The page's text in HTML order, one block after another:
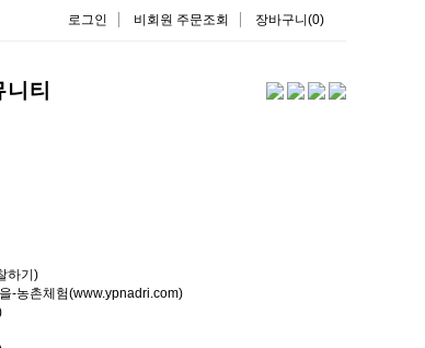
로그인 비회원 주문조회 장바구니(0)
니티
하기)